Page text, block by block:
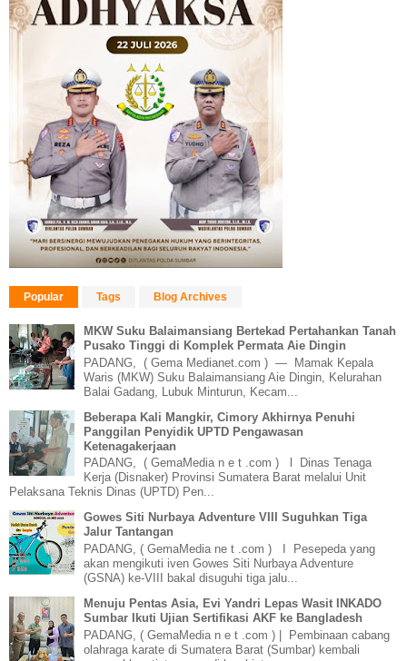
Popular Tags Blog Archives
MKW Suku Balaimansiang Bertekad Pertahankan Tanah
Pusako Tinggi di Komplek Permata Aie Dingin
PADANG, ( Gema Medianet.com ) — Mamak Kepala
Waris (MKW) Suku Balaimansiang Aie Dingin, Kelurahan
Balai Gadang, Lubuk Minturun, Kecam...
Beberapa Kali Mangkir, Cimory Akhirnya Penuhi
Panggilan Penyidik UPTD Pengawasan
Ketenagakerjaan
PADANG, ( GemaMedia n e t .com ) l Dinas Tenaga
Kerja (Disnaker) Provinsi Sumatera Barat melalui Unit
Pelaksana Teknis Dinas (UPTD) Pen...
Gowes Siti Nurbaya Adventure VIII Suguhkan Tiga
Jalur Tantangan
PADANG, ( GemaMedia ne t .com ) I Pesepeda yang
akan mengikuti iven Gowes Siti Nurbaya Adventure
(GSNA) ke-VIII bakal disuguhi tiga jalu...
Menuju Pentas Asia, Evi Yandri Lepas Wasit INKADO
Sumbar Ikuti Ujian Sertifikasi AKF ke Bangladesh
PADANG, ( GemaMedia n e t .com ) | Pembinaan cabang
olahraga karate di Sumatera Barat (Sumbar) kembali